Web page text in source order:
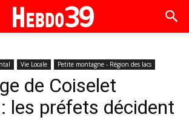
Vie Locale Petite montagne - Région des lacs
de Coiselet
les préfets décident